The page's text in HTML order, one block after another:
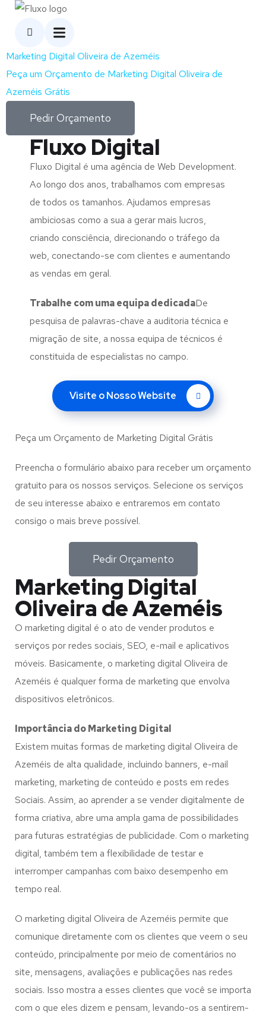
Marketing Digital Oliveira de Azeméis
Peça um Orçamento de Marketing Digital Oliveira de
Azeméis Grátis
Pedir Orçamento
Fluxo Digital
Fluxo Digital é uma agência de Web Development.
Ao longo dos anos, trabalhamos com empresas
de todos os tamanhos. Ajudamos empresas
ambiciosas como a sua a gerar mais lucros,
criando consciência, direcionando o tráfego da
web, conectando-se com clientes e aumentando
as vendas em geral.
Trabalhe com umaequipa dedicadaDe
pesquisa de palavras-chave a auditoria técnica e
migração de site, a nossa equipa de técnicos é
constituida de especialistas no campo.
Visite o Nosso Website
Peça um Orçamento de Marketing Digital Grátis
Preencha o formulário abaixo para receber um orçamento
gratuito para os nossos serviços. Selecione os serviços
de seu interesse abaixo e entraremos em contato
consigo o mais breve possível.
Pedir Orçamento
Marketing Digital
Oliveira de Azeméis
O marketing digital é o ato de vender produtos e
serviços por redes sociais, SEO, e-mail e aplicativos
móveis. Basicamente, o marketing digital Oliveira de
Azeméis é qualquer forma de marketing que envolva
dispositivos eletrônicos.
Importância do Marketing Digital
Existem muitas formas de marketing digital Oliveira de
Azeméis de alta qualidade, incluindo banners, e-mail
marketing, marketing de conteúdo e posts em redes
Sociais. Assim, ao aprender a se vender digitalmente de
forma criativa, abre uma ampla gama de possibilidades
para futuras estratégias de publicidade. Com o marketing
digital, também tem a flexibilidade de testar e
interromper campanhas com baixo desempenho em
tempo real.
O marketing digital Oliveira de Azeméis permite que
comunique diretamente com os clientes que veem o seu
conteúdo, principalmente por meio de comentários no
site, mensagens, avaliações e publicações nas redes
sociais. Isso mostra a esses clientes que você se importa
com o que eles dizem e pensam, levando-os a sentirem-